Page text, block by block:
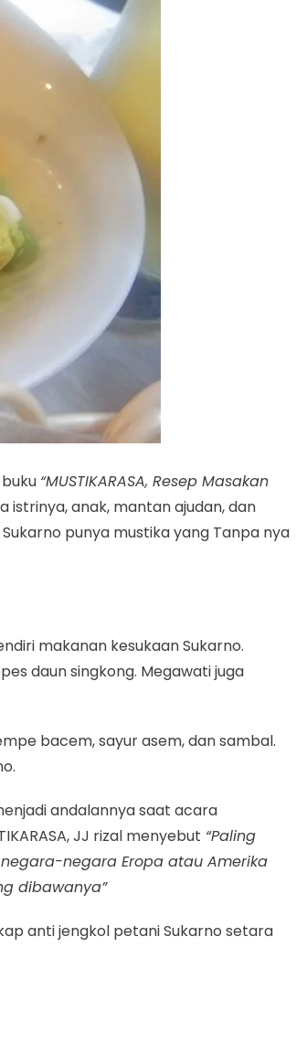
“MUSTIKARASA, Resep Masakan
istrinya, anak, mantan ajudan, dan
punya mustika yang Tanpa nya
makanan kesukaan Sukarno.
daun singkong. Megawati juga
bacem, sayur asem, dan sambal.
andalannya saat acara
JJ rizal menyebut “Paling
negara Eropa atau Amerika
dibawanya”
anti jengkol petani Sukarno setara